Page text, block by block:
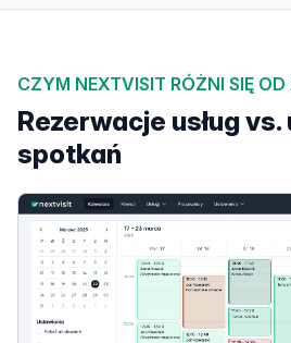
CZYM NEXTVISIT RÓŻNI SIĘ
Rezerwacje usług
spotkań